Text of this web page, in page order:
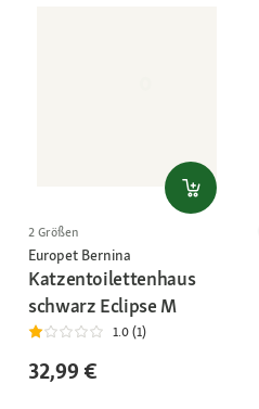
2 Größen
Europet Bernina
Katzentoilettenhaus
schwarz Eclipse M
1.0 (1)
32,99 €